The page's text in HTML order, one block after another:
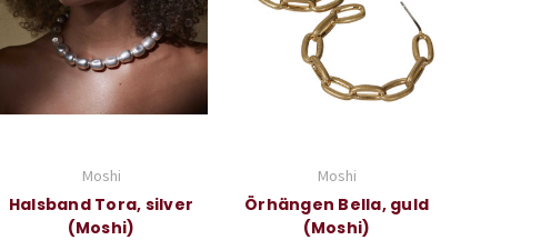
Moshi
Halsband Tora, silver
(Moshi)
Moshi
Örhängen Bella, guld
(Moshi)